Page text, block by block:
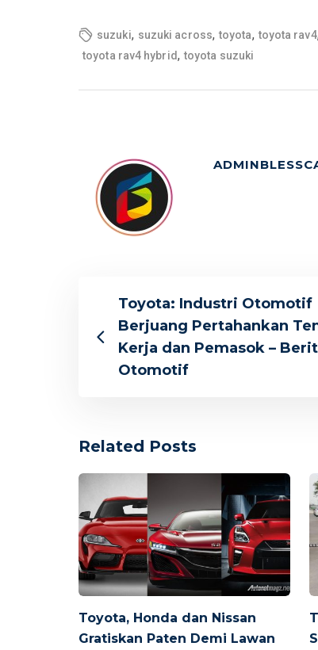
suzuki, suzuki across, toyota, toyota rav4
toyota rav4 hybrid, toyota suzuki
Toyota: Industri Otomotif
Berjuang Pertahankan
Kerja dan Pemasok –
Otomotif
Related Posts
Toyota, Honda dan Nissan
Gratiskan Paten Demi Lawan